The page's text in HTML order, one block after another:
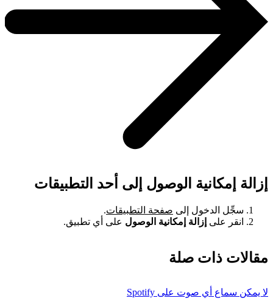
إزالة إمكانية الوصول إلى أحد التطبيقات
سجِّل الدخول إلى صفحة التطبيقات.
انقر على إزالة إمكانية الوصول على أي تطبيق.
مقالات ذات صلة
لا يمكن سماع أي صوت على Spotify